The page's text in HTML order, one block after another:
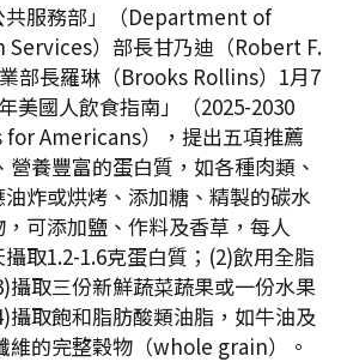
共服務部」（Department of
）部長甘乃迪（Robert F.
部長羅琳（Brooks Rollins）1月7
美國人飲食指南」（2025-2030
Americans），提出五項推薦
養豐富的蛋白質，如各種肉類、
炸或烘烤、添加糖、精製的碳水
可添加鹽、作料及香草，每人
攝取1.2-1.6克蛋白質；(2)飲用全脂
攝取三份新鮮蔬菜蔬果或一份水果
攝取飽和脂肪酸類油脂，如牛油及
維的完整穀物（whole grain）。